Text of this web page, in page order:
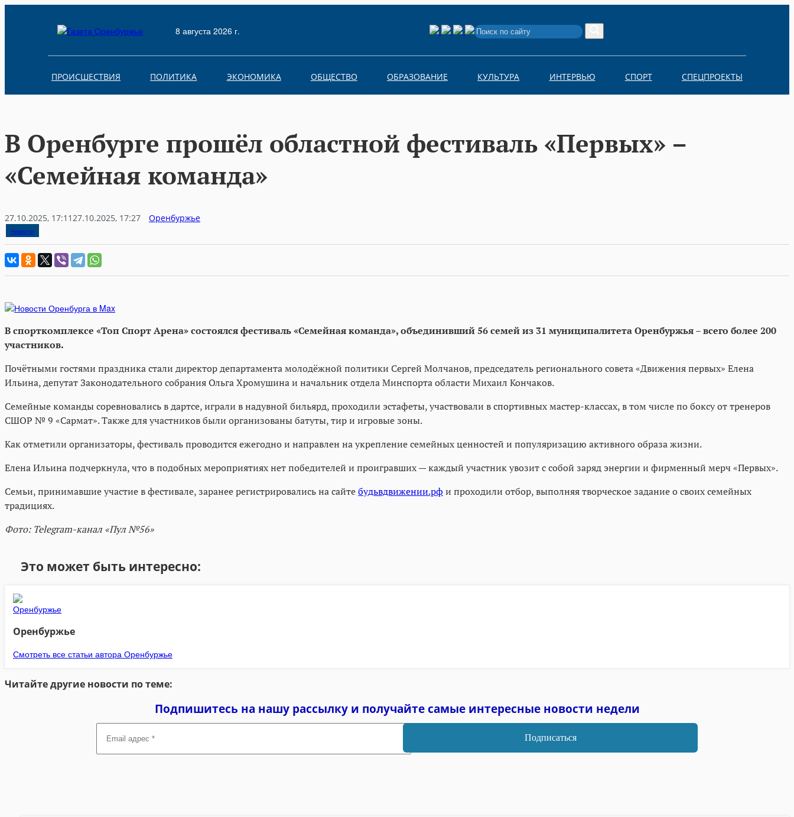
8 августа 2026 г.
Search
for:
ПРОИСШЕСТВИЯ ПОЛИТИКА ЭКОНОМИКА ОБЩЕСТВО ОБРАЗОВАНИЕ КУЛЬТУРА ИНТЕРВЬЮ СПОРТ СПЕЦПРОЕКТЫ
В Оренбурге прошёл областной фестиваль «Первых» –
«Семейная команда»
27.10.2025, 17:11 27.10.2025, 17:27 Оренбуржье
Новости
В спорткомплексе «Топ Спорт Арена» состоялся фестиваль «Семейная команда», объединивший 56 семей из 31 муниципалитета Оренбуржья – всего более 200
участников.
Почётными гостями праздника стали директор департамента молодёжной политики Сергей Молчанов, председатель регионального совета «Движения первых» Елена
Ильина, депутат Законодательного собрания Ольга Хромушина и начальник отдела Минспорта области Михаил Кончаков.
Семейные команды соревновались в дартсе, играли в надувной бильярд, проходили эстафеты, участвовали в спортивных мастер-классах, в том числе по боксу от тренеров
СШОР № 9 «Сармат». Также для участников были организованы батуты, тир и игровые зоны.
Как отметили организаторы, фестиваль проводится ежегодно и направлен на укрепление семейных ценностей и популяризацию активного образа жизни.
Елена Ильина подчеркнула, что в подобных мероприятиях нет победителей и проигравших — каждый участник увозит с собой заряд энергии и фирменный мерч «Первых».
Семьи, принимавшие участие в фестивале, заранее регистрировались на сайтебудьвдвижении.рф и проходили отбор, выполняя творческое задание о своих семейных
традициях.
Фото: Telegram-канал «Пул №56»
Это может быть интересно:
Оренбуржье
Смотреть все статьи автора Оренбуржье
Читайте другие новости по теме:
Подпишитесь на нашу рассылку и получайте самые интересные новости недели
адрес
*